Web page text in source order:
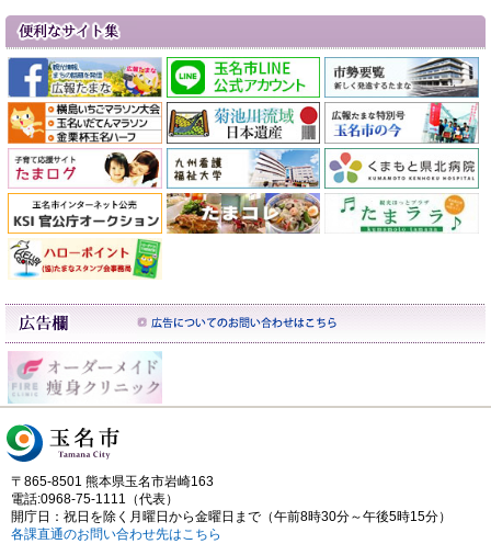
〒865-8501 熊本県玉名市岩崎163
電話:0968-75-1111（代表）
開庁日：祝日を除く月曜日から金曜日まで（午前8時30分～午後5時15分）
各課直通のお問い合わせ先はこちら